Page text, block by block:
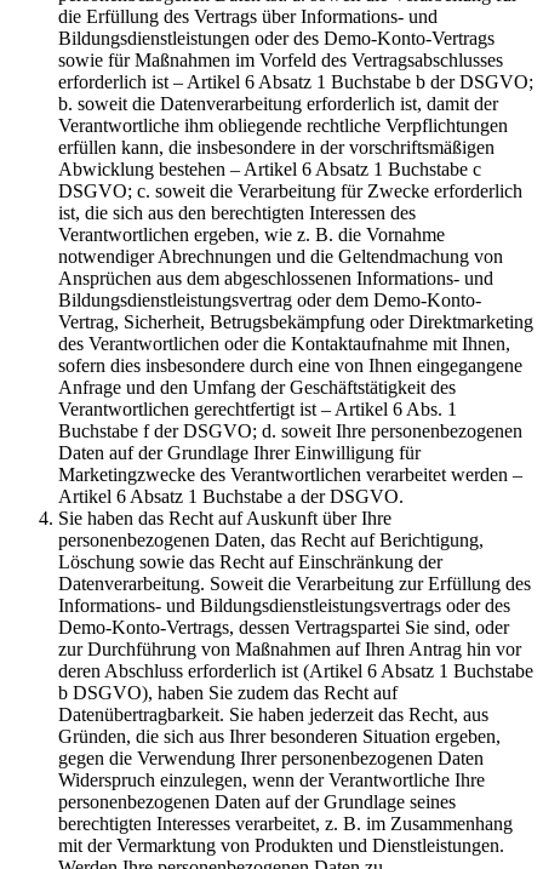
die Erfüllung des Vertrags über Informations- und
Bildungsdienstleistungen oder des Demo-Konto-Vertrags
sowie für Maßnahmen im Vorfeld des Vertragsabschlusses
erforderlich ist – Artikel 6 Absatz 1 Buchstabe b der DSGVO;
b. soweit die Datenverarbeitung erforderlich ist, damit der
Verantwortliche ihm obliegende rechtliche Verpflichtungen
erfüllen kann, die insbesondere in der vorschriftsmäßigen
Abwicklung bestehen – Artikel 6 Absatz 1 Buchstabe c
DSGVO; c. soweit die Verarbeitung für Zwecke erforderlich
ist, die sich aus den berechtigten Interessen des
Verantwortlichen ergeben, wie z. B. die Vornahme
notwendiger Abrechnungen und die Geltendmachung von
Ansprüchen aus dem abgeschlossenen Informations- und
Bildungsdienstleistungsvertrag oder dem Demo-Konto-
Vertrag, Sicherheit, Betrugsbekämpfung oder Direktmarketing
des Verantwortlichen oder die Kontaktaufnahme mit Ihnen,
sofern dies insbesondere durch eine von Ihnen eingegangene
Anfrage und den Umfang der Geschäftstätigkeit des
Verantwortlichen gerechtfertigt ist – Artikel 6 Abs. 1
Buchstabe f der DSGVO; d. soweit Ihre personenbezogenen
Daten auf der Grundlage Ihrer Einwilligung für
Marketingzwecke des Verantwortlichen verarbeitet werden –
Artikel 6 Absatz 1 Buchstabe a der DSGVO.
Sie haben das Recht auf Auskunft über Ihre
personenbezogenen Daten, das Recht auf Berichtigung,
Löschung sowie das Recht auf Einschränkung der
Datenverarbeitung. Soweit die Verarbeitung zur Erfüllung des
Informations- und Bildungsdienstleistungsvertrags oder des
Demo-Konto-Vertrags, dessen Vertragspartei Sie sind, oder
zur Durchführung von Maßnahmen auf Ihren Antrag hin vor
deren Abschluss erforderlich ist (Artikel 6 Absatz 1 Buchstabe
b DSGVO), haben Sie zudem das Recht auf
Datenübertragbarkeit. Sie haben jederzeit das Recht, aus
Gründen, die sich aus Ihrer besonderen Situation ergeben,
gegen die Verwendung Ihrer personenbezogenen Daten
Widerspruch einzulegen, wenn der Verantwortliche Ihre
personenbezogenen Daten auf der Grundlage seines
berechtigten Interesses verarbeitet, z. B. im Zusammenhang
mit der Vermarktung von Produkten und Dienstleistungen.